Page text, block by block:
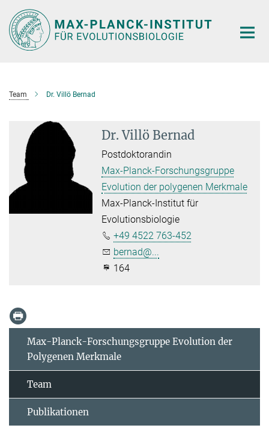
Hauptinhalt
Team Dr. Villö Bernad
Dr. Villö Bernad
Postdoktorandin
Max-Planck-Forschungsgruppe
Evolution der polygenen Merkmale
Max-Planck-Institut für
Evolutionsbiologie
+49 4522 763-452
bernad@...
164
Max-Planck-Forschungsgruppe Evolution der
Polygenen Merkmale
Team
Publikationen